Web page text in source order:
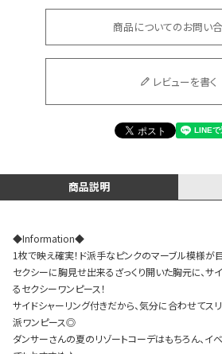
DANCE MOVIE
Instagram LIVE items
商品についてのお問い
レビューを書く
商品説明
◆Information◆
1枚で映え確実！ド派手なピンクのマーブル模様が
セクシーに胸見せ出来るざっくり開いた胸元に、サ
るセクシーワンピース！
サイドシャーリング付きだから、気分に合わせてス
派ワンピース◎
ダンサーさんの夏のリゾートコーデはもちろん、イ